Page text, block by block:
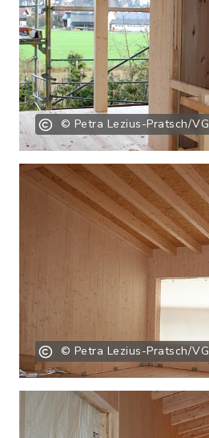
© Petra Lezius-Pratsch/VG
© Petra Lezius-Pratsch/VG